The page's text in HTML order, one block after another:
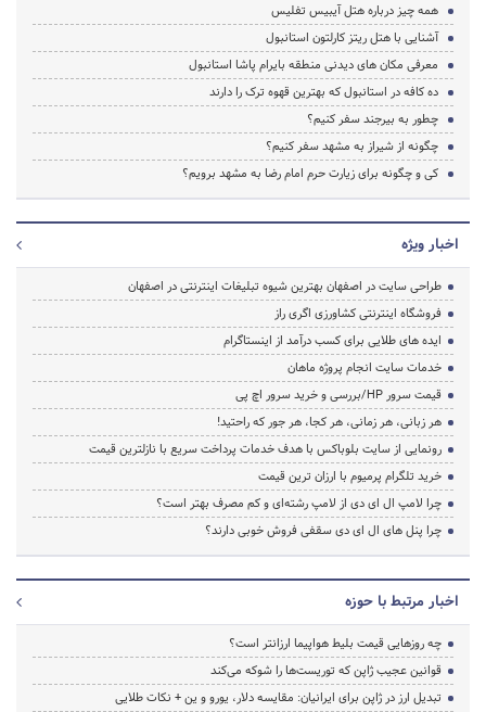
همه چیز درباره هتل آیبیس تفلیس
آشنایی با هتل ریتز کارلتون استانبول
معرفی مکان های دیدنی منطقه بایرام پاشا استانبول
ده کافه در استانبول که بهترین قهوه ترک را دارند
چطور به بیرجند سفر کنیم؟
چگونه از شیراز به مشهد سفر کنیم؟
کی و چگونه برای زیارت حرم امام رضا به مشهد برویم؟
اخبار ویژه
طراحی سایت در اصفهان بهترین شیوه تبلیغات اینترنتی در اصفهان
فروشگاه اینترنتی کشاورزی اگری راز
ایده های طلایی برای کسب درآمد از اینستاگرام
خدمات سایت انجام پروژه ماهان
قیمت سرور HP/بررسی و خرید سرور اچ پی
هر زبانی، هر زمانی، هر کجا، هر جور که راحتید!
رونمایی از سایت بلوباکس با هدف خدمات پرداخت سریع با نازلترین قیمت
خرید تلگرام پرمیوم با ارزان ترین قیمت
چرا لامپ ال ای دی از لامپ رشته‌ای و کم مصرف بهتر است؟
چرا پنل های ال ای دی سقفی فروش خوبی دارند؟
اخبار مرتبط با حوزه
چه روزهایی قیمت بلیط هواپیما ارزانتر است؟
قوانین عجیب ژاپن که توریست‌ها را شوکه می‌کند
تبدیل ارز در ژاپن برای ایرانیان: مقایسه دلار، یورو و ین + نکات طلایی